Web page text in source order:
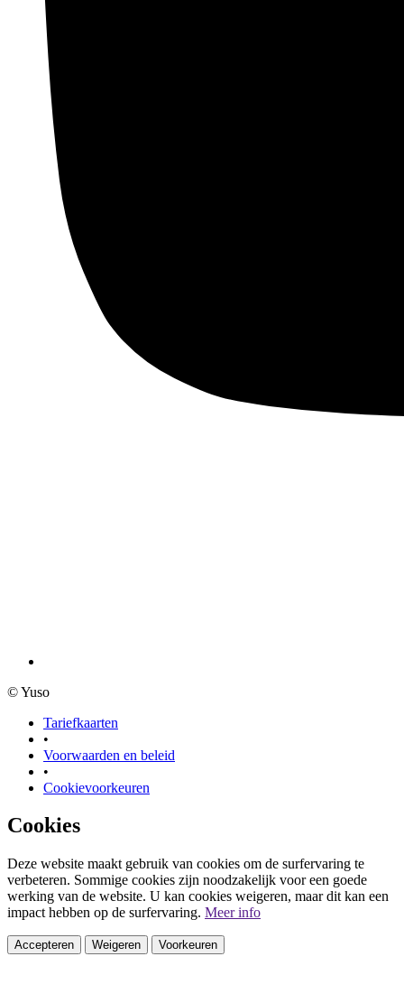
© Yuso
Tariefkaarten
•
Voorwaarden en beleid
•
Cookievoorkeuren
Cookies
Deze website maakt gebruik van cookies om de surfervaring te
verbeteren. Sommige cookies zijn noodzakelijk voor een goede
werking van de website. U kan cookies weigeren, maar dit kan een
impact hebben op de surfervaring. Meer info
Accepteren Weigeren Voorkeuren